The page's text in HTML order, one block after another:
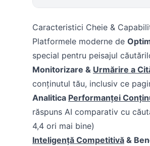
Caracteristici Cheie &
Platformele moderne de
special pentru peisajul
Monitorizare & Urmărire a
conținutul tău, inclusiv ce
Analitica Performanței
răspuns AI comparativ cu
4,4 ori mai bine)
Inteligență Competitivă &